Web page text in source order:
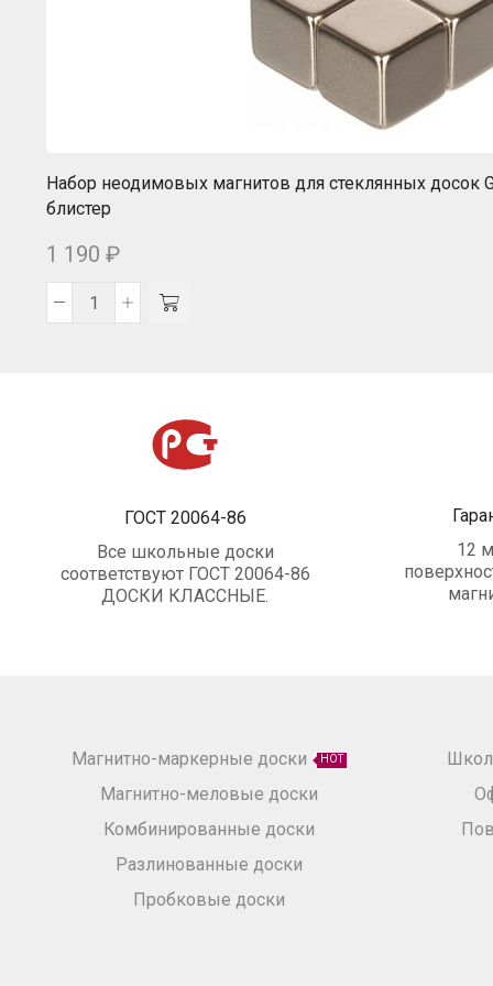
Набор неодимовых магнитов для стеклянных досок
блистер
1 190 ₽
ГОСТ 20064-86
Все школьные доски
соответствуют ГОСТ 20064-86
ДОСКИ КЛАССНЫЕ.
12
Магнитно-маркерные доски HOT
Магнитно-меловые доски
Комбинированные доски
Разлинованные доски
Пробковые доски